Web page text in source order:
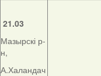
21.03
Мазырскі р-
н,
А.Халандач